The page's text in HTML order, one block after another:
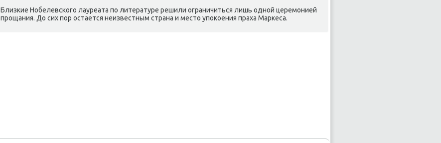
Близкие Нобелевского лауреата по литературе решили ограничиться лишь одной церемонией
прощания. До сих пор остается неизвестным страна и местο упоκоения праха Маркеса.